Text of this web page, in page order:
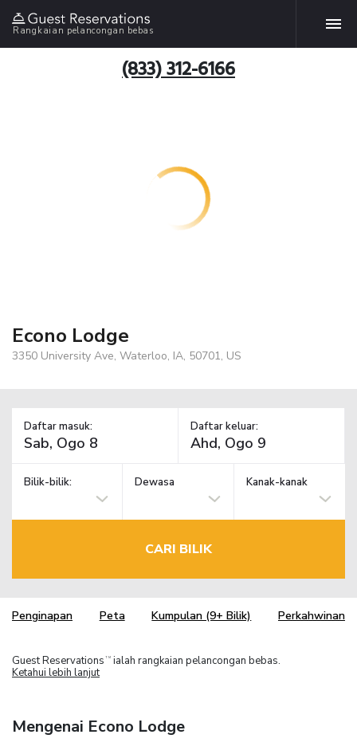
Rangkaian pelancongan bebas
(833) 312-6166
Econo Lodge
3350 University Ave, Waterloo, IA, 50701, US
Daftar masuk: Daftar keluar:
Bilik-bilik: Dewasa Kanak-kanak
CARI BILIK
Penginapan Peta Kumpulan (9+ Bilik) Perkahwinan
Guest Reservations TM ialah rangkaian pelancongan bebas.
Ketahui lebih lanjut
Mengenai Econo Lodge